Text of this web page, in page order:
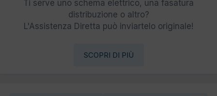
Ti serve uno schema elettrico, una fasatura
distribuzione o altro?
L'Assistenza Diretta può inviartelo originale!
SCOPRI DI PIÙ